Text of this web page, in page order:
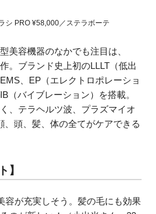
シ PRO ¥58,000／ステラボーテ
美容機器のなかでも注目は、
。ブランド史上初のLLLT（低出
、EP（エレクトロポレーショ
（バイブレーション）を搭載。
、テラヘルツ波、プラズマイオ
、頭、髪、体の全てがケアできる
】
容が充実しそう。髪の毛にも効果